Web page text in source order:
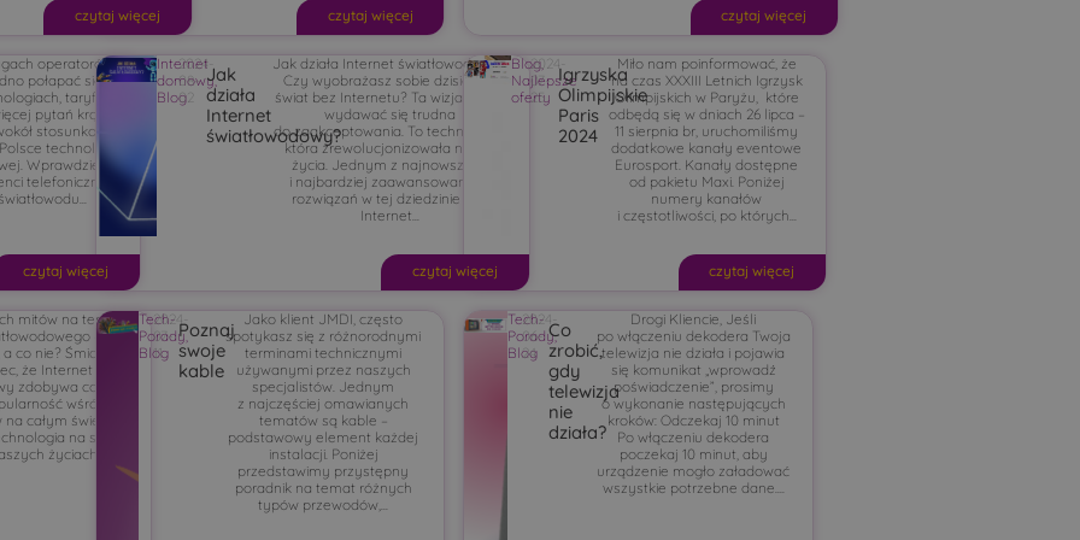
czytaj więcej czytaj więcej czytaj więcej
operatorów,
połapać się
taryfach
pytań krąży
stosunkowo
technologii
Wprawdzie
telefoniczni
czytaj więcej
Internet
domowy,
Blog
2024-
08-
02
Jak
działa
Internet
światłowodowy?
Jak działa Internet światłowodowy?
Czy wyobrażasz sobie dzisiejszy
świat bez Internetu? Ta wizja może
wydawać się trudna
do zaakceptowania. To technologia,
która zrewolucjonizowała nasze
życia. Jednym z najnowszych
i najbardziej zaawansowanych
rozwiązań w tej dziedzinie jest
Internet...
czytaj więcej
Blog
Najlepsze
oferty
2024-
07-
25
Igrzyska
Olimpijskie
Paris
2024
Miło nam poinformować, że
na czas XXXIII Letnich Igrzysk
Olimpijskich w Paryżu, które
odbędą się w dniach 26 lipca –
11 sierpnia br, uruchomiliśmy
dodatkowe kanały eventowe
Eurosport. Kanały dostępne
od pakietu Maxi. Poniżej
numery kanałów
i częstotliwości, po których...
czytaj więcej
mitów na temat
– Co
co nie? Śmiało
że Internet
zdobywa coraz
wśród
całym świecie!
na stałe
życiach to...
Tech-
Porady,
Blog
2024-
07-
11
Poznaj
swoje
kable
Jako klient JMDI, często
spotykasz się z różnorodnymi
terminami technicznymi
używanymi przez naszych
specjalistów. Jednym
z najczęściej omawianych
tematów są kable –
podstawowy element każdej
instalacji. Poniżej
przedstawimy przystępny
poradnik na temat różnych
typów przewodów,...
Tech-
Porady,
Blog
2024-
06-
24
Co
zrobić,
gdy
telewizja
nie
działa?
Drogi Kliencie, Jeśli
po włączeniu dekodera Twoja
telewizja nie działa i pojawia
się komunikat „wprowadź
poświadczenie”, prosimy
o wykonanie następujących
kroków: Odczekaj 10 minut
Po włączeniu dekodera
poczekaj 10 minut, aby
urządzenie mogło załadować
wszystkie potrzebne dane....